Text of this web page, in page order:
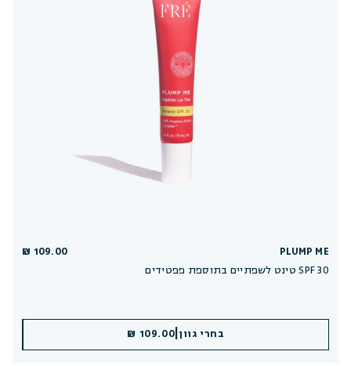
PLUMP ME
טינט לשפתיים בתוספת פפטידים SPF 30
109.00 ₪
בחרי גוון 109.00 ₪הוספה לסל|
109.00 ₪